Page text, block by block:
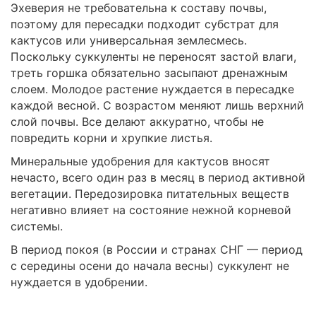
Эхеверия не требовательна к составу почвы,
поэтому для пересадки подходит субстрат для
кактусов или универсальная землесмесь.
Поскольку суккуленты не переносят застой влаги,
треть горшка обязательно засыпают дренажным
слоем. Молодое растение нуждается в пересадке
каждой весной. С возрастом меняют лишь верхний
слой почвы. Все делают аккуратно, чтобы не
повредить корни и хрупкие листья.
Минеральные удобрения для кактусов вносят
нечасто, всего один раз в месяц в период активной
вегетации. Передозировка питательных веществ
негативно влияет на состояние нежной корневой
системы.
В период покоя (в России и странах СНГ — период
с середины осени до начала весны) суккулент не
нуждается в удобрении.